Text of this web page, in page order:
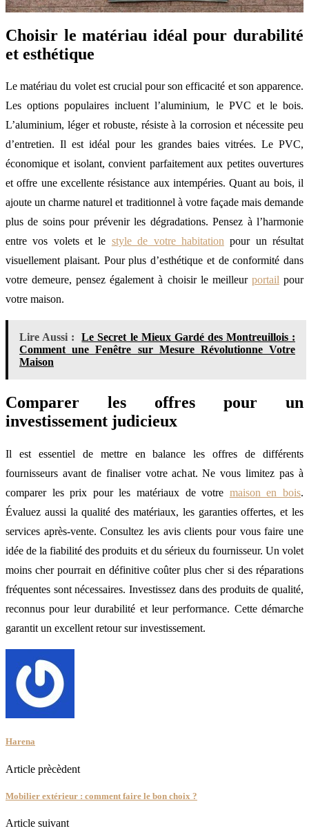
Choisir le matériau idéal pour durabilité
et esthétique
Le matériau du volet est crucial pour son efficacité et son apparence.
Les options populaires incluent l’aluminium, le PVC et le bois.
L’aluminium, léger et robuste, résiste à la corrosion et nécessite peu
d’entretien. Il est idéal pour les grandes baies vitrées. Le PVC,
économique et isolant, convient parfaitement aux petites ouvertures
et offre une excellente résistance aux intempéries. Quant au bois, il
ajoute un charme naturel et traditionnel à votre façade mais demande
plus de soins pour prévenir les dégradations. Pensez à l’harmonie
entre vos volets et le style de votre habitationpour un résultat
visuellement plaisant. Pour plus d’esthétique et de conformité dans
votre demeure, pensez également à choisir le meilleur portailpour
votre maison.
Lire Aussi :
Le Secret le Mieux Gardé des Montreuillois :
Comment une Fenêtre sur Mesure Révolutionne Votre
Maison
Comparer les offres pour un
investissement judicieux
Il est essentiel de mettre en balance les offres de différents
fournisseurs avant de finaliser votre achat. Ne vous limitez pas à
comparer les prix pour les matériaux de votre maison en bois.
Évaluez aussi la qualité des matériaux, les garanties offertes, et les
services après-vente. Consultez les avis clients pour vous faire une
idée de la fiabilité des produits et du sérieux du fournisseur. Un volet
moins cher pourrait en définitive coûter plus cher si des réparations
fréquentes sont nécessaires. Investissez dans des produits de qualité,
reconnus pour leur durabilité et leur performance. Cette démarche
garantit un excellent retour sur investissement.
Harena
Article prècèdent
Mobilier extérieur : comment faire le bon choix ?
Article suivant